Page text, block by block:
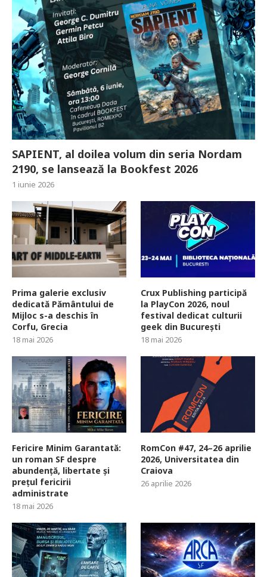
SAPIENT, al doilea volum din seria Nordam
2190, se lansează la Bookfest 2026
1 iunie 2026
Prima galerie exclusiv
dedicată Pământului de
Mijloc s-a deschis în
Corfu, Grecia
18 mai 2026
Crux Publishing participă
la PlayCon 2026, noul
festival dedicat culturii
geek din București
18 mai 2026
Fericire Minim Garantată:
un roman SF despre
abundență, libertate și
prețul fericirii
administrate
18 mai 2026
RomCon #47, 24–26 aprilie
2026, Universitatea din
Craiova
26 aprilie 2026